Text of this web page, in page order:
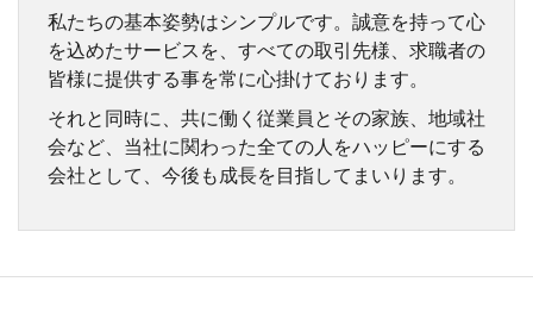
私たちの基本姿勢はシンプルです。誠意を持って心
を込めたサービスを、すべての取引先様、求職者の
皆様に提供する事を常に心掛けております。
それと同時に、共に働く従業員とその家族、地域社
会など、当社に関わった全ての人をハッピーにする
会社として、今後も成長を目指してまいります。